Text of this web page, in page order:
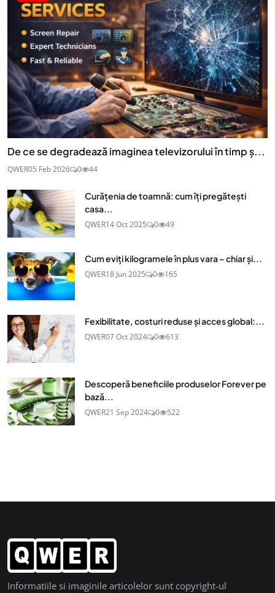
De ce se degradează imaginea televizorului în timp ș...
QWER05 Feb 2026 0 44
Curățenia de toamnă: cum îți pregătești
casa...
QWER14 Oct 2025 0 49
Cum eviți kilogramele în plus vara – chiar și...
QWER18 Jun 2025 0 165
Fexibilitate, costuri reduse și acces global:...
QWER07 Oct 2024 0 613
Descoperă beneficiile produselor Forever pe
bază...
QWER21 Sep 2024 0 522
Informatiile si imaginile articolelor sunt copyright-ul